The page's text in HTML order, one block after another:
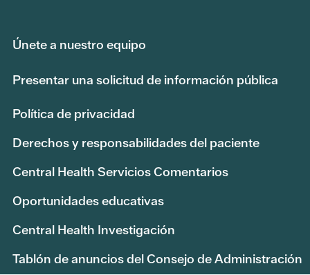
Únete a nuestro equipo
Presentar una solicitud de información pública
Política de privacidad
Derechos y responsabilidades del paciente
Central Health Servicios Comentarios
Oportunidades educativas
Central Health Investigación
Tablón de anuncios del Consejo de Administración